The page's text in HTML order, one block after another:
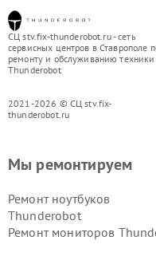
СЦ stv.fix-thunderobot.ru - сеть
сервисных центров в Ставрополе
ремонту и обслуживанию техники
Thunderobot
2021-2026 © СЦ stv.fix-
thunderobot.ru
Мы ремонтируем
Ремонт ноутбуков
Thunderobot
Ремонт мониторов